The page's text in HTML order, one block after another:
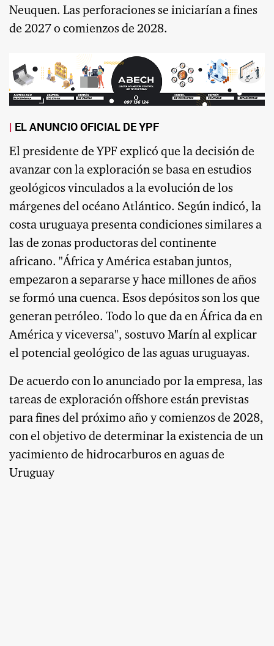
Neuquen. Las perforaciones se iniciarían a fines
de 2027 o comienzos de 2028.
EL ANUNCIO OFICIAL DE YPF
El presidente de YPF explicó que la decisión de
avanzar con la exploración se basa en estudios
geológicos vinculados a la evolución de los
márgenes del océano Atlántico. Según indicó, la
costa uruguaya presenta condiciones similares a
las de zonas productoras del continente
africano. "África y América estaban juntos,
empezaron a separarse y hace millones de años
se formó una cuenca. Esos depósitos son los que
generan petróleo. Todo lo que da en África da en
América y viceversa", sostuvo Marín al explicar
el potencial geológico de las aguas uruguayas.
De acuerdo con lo anunciado por la empresa, las
tareas de exploración offshore están previstas
para fines del próximo año y comienzos de 2028,
con el objetivo de determinar la existencia de un
yacimiento de hidrocarburos en aguas de
Uruguay